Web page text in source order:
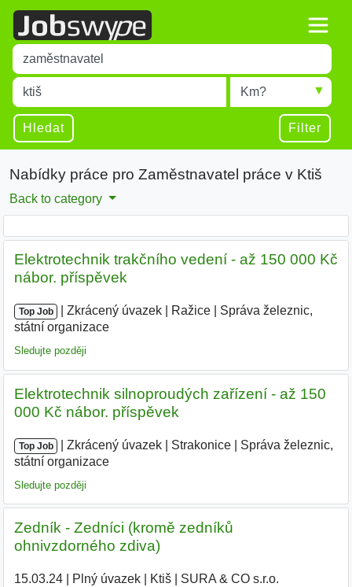
Title
Type 1 or more characters for results.
Místo
Type 1 or more characters for results.
Radius
Hledat Filter
Nabídky práce pro Zaměstnavatel práce v Ktiš
Back to category
Elektrotechnik trakčního vedení - až 150 000 Kč
nábor. příspěvek
Top Job Zkrácený úvazek Ražice
Správa železnic,
státní organizace
Sledujte později
Elektrotechnik silnoproudých zařízení - až 150
000 Kč nábor. příspěvek
Top Job Zkrácený úvazek Strakonice
Správa železnic,
státní organizace
Sledujte později
Zedník - Zedníci (kromě zedníků
ohnivzdorného zdiva)
15.03.24| Plný úvazek| Ktiš| SURA & CO s.r.o.